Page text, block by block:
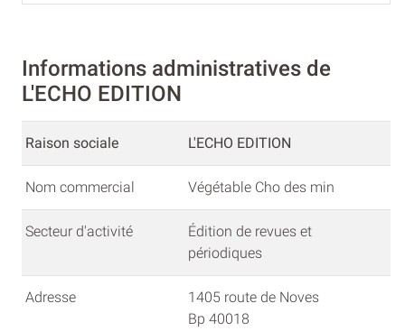
Informations administratives de
L'ECHO EDITION
Raison sociale L'ECHO EDITION
Nom commercial Végétable Cho des min
Secteur d'activité
Édition de revues et
périodiques
Adresse
1405 route de Noves
Bp 40018